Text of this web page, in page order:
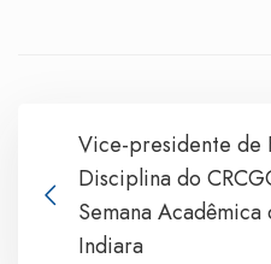
Vice-presidente de
Disciplina do
Semana Acadêmica
Indiara